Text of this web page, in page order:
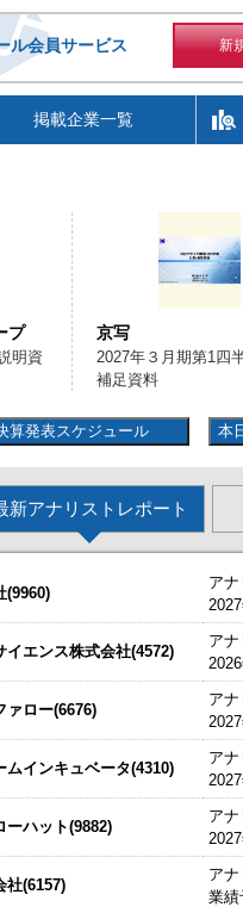
ル会員サービス 新
掲載企業一覧
プ
明資
京写
2027年３月期第1四
補足資料
発表スケジュール 本
新アナリストレポート
ードリサーチ） ： 2027年3月期
今すぐ登録
説明資料
(9960)
アナ
イエンス株式会社(4572)
アナ
ァロー(6676)
アナ
ムインキュベータ(4310)
アナ
ーハット(9882)
アナ
社(6157)
アナ
業績
向けIRセミナーやオンラ
ては、こちらよりご確認
しました。 今すぐ登録
を開始いたしました。
を開始いたしました。 今すぐ登録
「WEB海外IRサービス」提
ーバルＩＲのご提案